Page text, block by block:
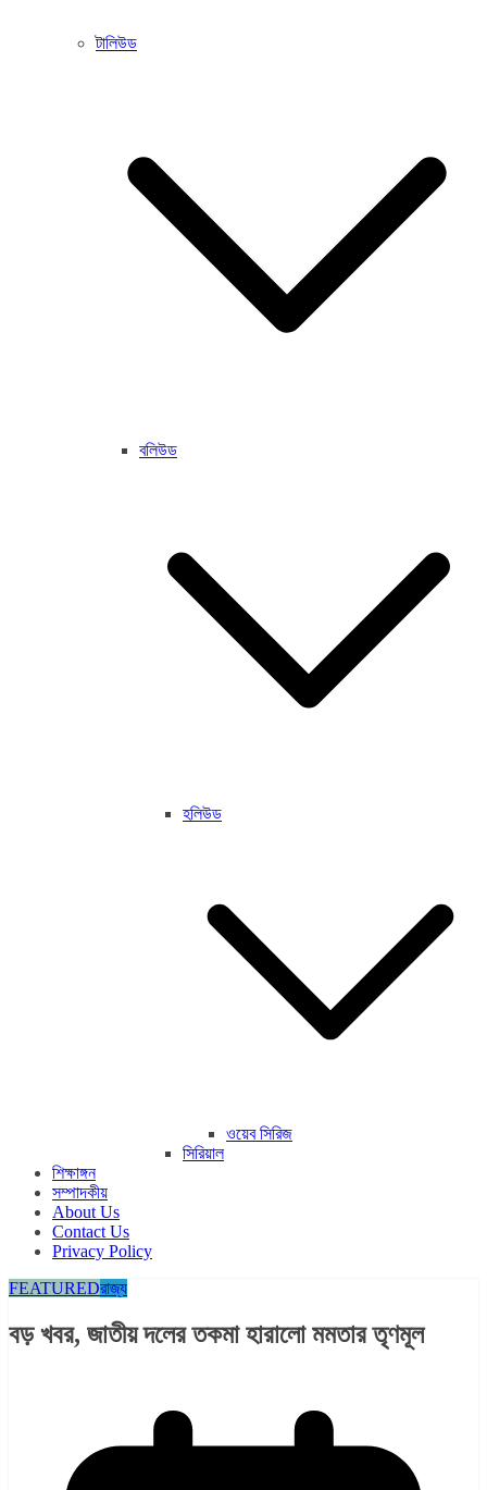
টালিউড
বলিউড
হলিউড
ওয়েব সিরিজ
সিরিয়াল
শিক্ষাঙ্গন
সম্পাদকীয়
About Us
Contact Us
Privacy Policy
FEATUREDরাজ্য​
বড় খবর, জাতীয় দলের তকমা হারালো মমতার তৃণমূল